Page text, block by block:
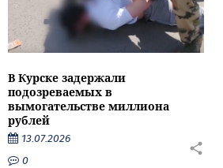
В Курске задержали
подозреваемых в
вымогательстве миллиона
рублей
13.07.2026
0